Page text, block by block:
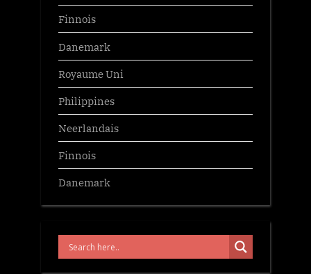
Finnois
Danemark
Royaume Uni
Philippines
Neerlandais
Finnois
Danemark